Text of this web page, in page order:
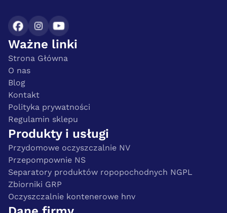
Ważne linki
Strona Główna
O nas
Blog
Kontakt
Polityka prywatności
Regulamin sklepu
Produkty i usługi
Przydomowe oczyszczalnie NV
Przepompownie NS
Separatory produktów ropopochodnych NGPL
Zbiorniki GRP
Oczyszczalnie kontenerowe hnv